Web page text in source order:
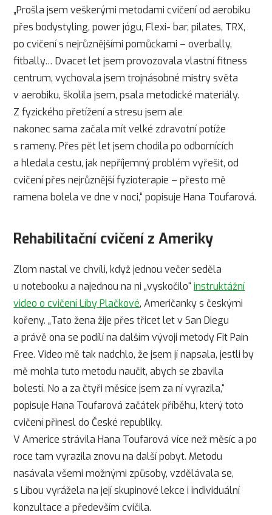
„Prošla jsem veškerými metodami cvičení od aerobiku
přes bodystyling, power jógu, Flexi- bar, pilates, TRX,
po cvičení s nejrůznějšími pomůckami – overbally,
fitbally… Dvacet let jsem provozovala vlastní fitness
centrum, vychovala jsem trojnásobné mistry světa
v aerobiku, školila jsem, psala metodické materiály.
Z fyzického přetížení a stresu jsem ale
nakonec sama začala mít velké zdravotní potíže
s rameny. Přes pět let jsem chodila po odbornících
a hledala cestu, jak nepříjemný problém vyřešit, od
cvičení přes nejrůznější fyzioterapie – přesto mě
ramena bolela ve dne v noci,“ popisuje Hana Toufarová.
Rehabilitační cvičení z Ameriky
Zlom nastal ve chvíli, když jednou večer seděla
u notebooku a najednou na ni „vyskočilo“instruktážní
video o cvičení Líby Plačkové, Američanky s českými
kořeny. „Tato žena žije přes třicet let v San Diegu
a právě ona se podílí na dalším vývoji metody Fit Pain
Free. Video mě tak nadchlo, že jsem jí napsala, jestli by
mě mohla tuto metodu naučit, abych se zbavila
bolestí. No a za čtyři měsíce jsem za ní vyrazila,“
popisuje Hana Toufarová začátek příběhu, který toto
cvičení přinesl do České republiky.
V Americe strávila Hana Toufarová více než měsíc a po
roce tam vyrazila znovu na další pobyt. Metodu
nasávala všemi možnými způsoby, vzdělávala se,
s Líbou vyrážela na její skupinové lekce i individuální
konzultace a především cvičila.